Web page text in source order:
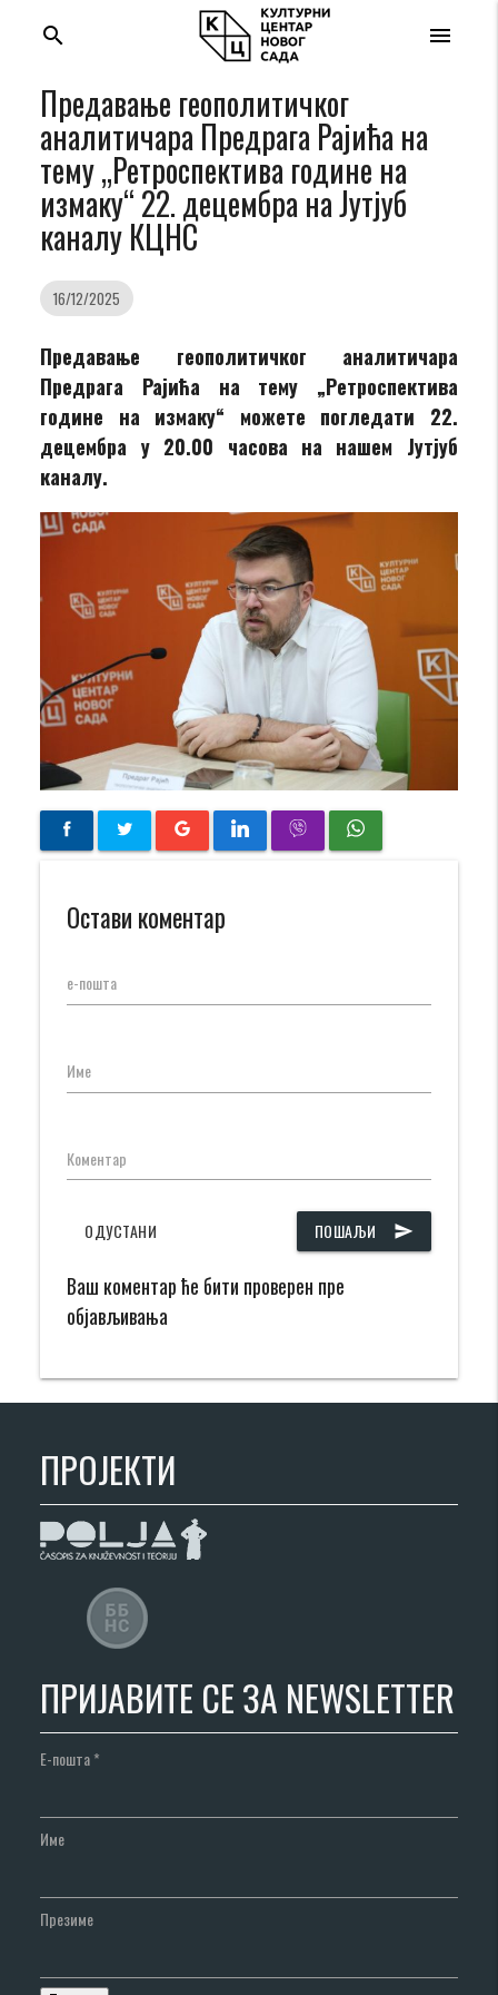
menu
search
Предавање геополитичког
аналитичара Предрага Рајића на
тему „Ретроспектива године на
измаку“ 22. децембра на Јутјуб
каналу КЦНС
16/12/2025
Предавање геополитичког аналитичара
Предрага Рајића на тему „Ретроспектива
године на измаку“ можете погледати 22.
децембра у 20.00 часова на нашем Јутјуб
каналу.
Остави коментар
е-пошта
Име
Коментар
ПОШАЉИ send
ОДУСТАНИ
Ваш коментар ће бити проверен пре
објављивања
ПРОЈЕКТИ
ПРИЈАВИТЕ СЕ ЗА NEWSLETTER
Е-пошта*
Име
Презиме